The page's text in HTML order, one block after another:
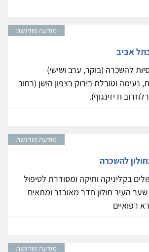
מודעה מודגשת
אביב
להשכרה (בוקר, ערב ושישי)
נעימה וטובלת בירוק בצפון הישן (רחוב
ודיזינגוף).
מודעה מודגשת
להשכרה
בקליניקה ותיקה ומסודרת לטיפול
העיר חולון חדר מאובזר ומתאים
רפואיים
מודעה מודגשת